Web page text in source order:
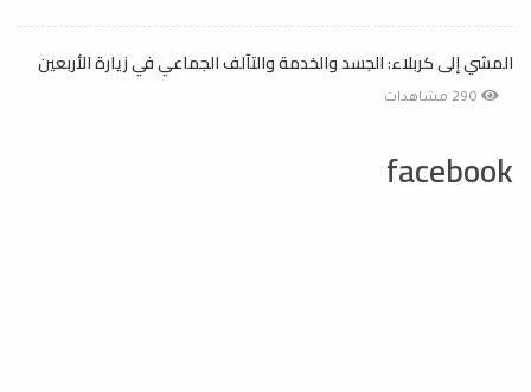
المشي إلى كربلاء: الجسد والخدمة والتآلف الجماعي في زيارة الأربعين
facebook